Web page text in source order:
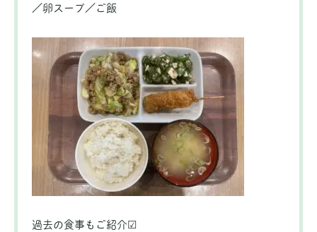
／卵スープ／ご飯
過去の食事もご紹介☑